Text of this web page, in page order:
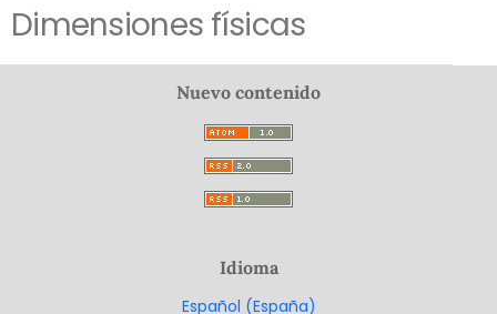
Dimensiones físicas
Nuevo contenido
Idioma
Español (España)